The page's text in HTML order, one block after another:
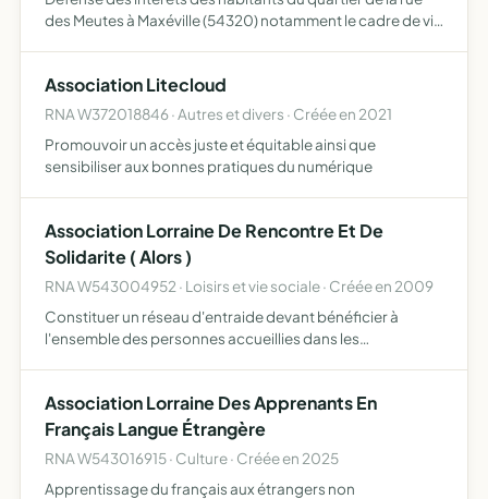
des Meutes à Maxéville (54320) notamment le cadre de vie
Association Litecloud
RNA W372018846 · Autres et divers · Créée en 2021
Promouvoir un accès juste et équitable ainsi que
sensibiliser aux bonnes pratiques du numérique
Association Lorraine De Rencontre Et De
Solidarite ( Alors )
RNA W543004952 · Loisirs et vie sociale · Créée en 2009
Constituer un réseau d'entraide devant bénéficier à
l'ensemble des personnes accueillies dans les
local, régiona…
Association Lorraine Des Apprenants En
Français Langue Étrangère
RNA W543016915 · Culture · Créée en 2025
Apprentissage du français aux étrangers non